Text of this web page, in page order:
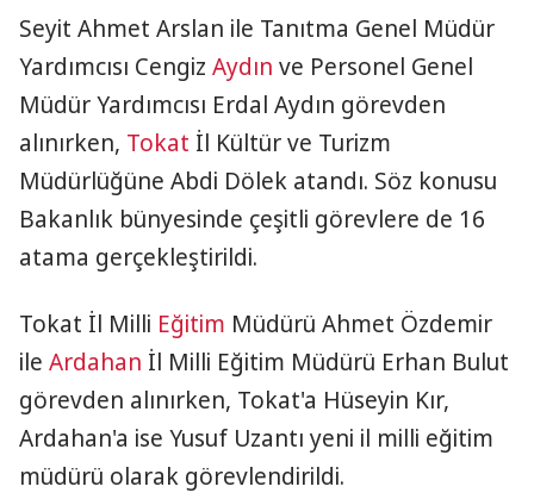
Seyit Ahmet Arslan ile Tanıtma Genel Müdür
Yardımcısı Cengiz Aydın ve Personel Genel
Müdür Yardımcısı Erdal Aydın görevden
alınırken, Tokat İl Kültür ve Turizm
Müdürlüğüne Abdi Dölek atandı. Söz konusu
Bakanlık bünyesinde çeşitli görevlere de 16
atama gerçekleştirildi.
Tokat İl Milli Eğitim Müdürü Ahmet Özdemir
ile Ardahan İl Milli Eğitim Müdürü Erhan Bulut
görevden alınırken, Tokat'a Hüseyin Kır,
Ardahan'a ise Yusuf Uzantı yeni il milli eğitim
müdürü olarak görevlendirildi.